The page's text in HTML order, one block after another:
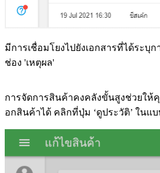
มีการเชื่อมโยงไปยังเอกสารที่ได้ระบุ
ช่อง 'เหตุผล'
การจัดการสินค้าคงคลังขั้นสูงช่วยให้
อกสินค้าได้ คลิกที่ปุ่ม ‘ดูประวัติ’ ในแ